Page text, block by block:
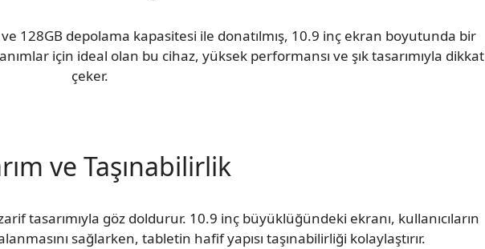
ve 128GB depolama kapasitesi ile donatılmış, 10.9 inç ekran boyutunda bir
için ideal olan bu cihaz, yüksek performansı ve şık tasarımıyla dikkat
çeker.
ve Taşınabilirlik
tasarımıyla göz doldurur. 10.9 inç büyüklüğündeki ekranı, kullanıcıların
sağlarken, tabletin hafif yapısı taşınabilirliği kolaylaştırır.